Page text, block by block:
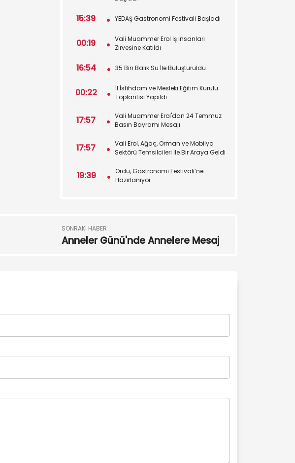
15:39 YEDAŞ Gastronomi Festivali Başladı
00:19
Vali Muammer Erol İş İnsanları
Zirvesine Katıldı
16:54 35 Bin Balık Su İle Buluşturuldu
00:22
İl İstihdam ve Mesleki Eğitim Kurulu
Toplantısı Yapıldı
17:57
Vali Muammer Erol'dan 24 Temmuz
Basın Bayramı Mesajı
17:57
Vali Erol, Ağaç, Orman ve Mobilya
Sektörü Temsilcileri İle Bir Araya Geldi
19:39
Ordu, Gastronomi Festivali’ne
Hazırlanıyor
SONRAKI HABER
Anneler Günü'nde Annelere Mesaj